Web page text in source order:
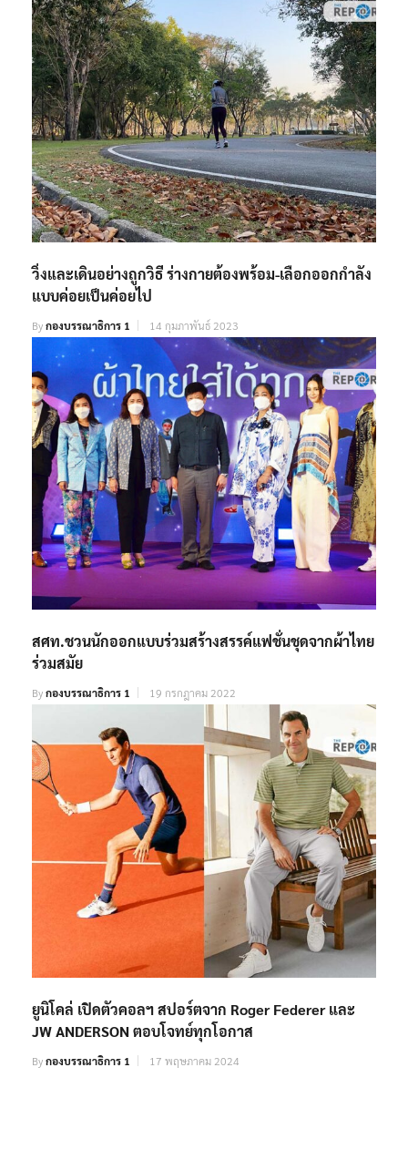
วิ่งและเดินอย่างถูกวิธี ร่างกายต้องพร้อม-เลือกออกกำลัง
แบบค่อยเป็นค่อยไป
Byกองบรรณาธิการ 1 14 กุมภาพันธ์ 2023
สศท.ชวนนักออกแบบร่วมสร้างสรรค์แฟชั่นชุดจากผ้าไทย
ร่วมสมัย
Byกองบรรณาธิการ 1 19 กรกฎาคม 2022
ยูนิโคล่ เปิดตัวคอลฯ สปอร์ตจาก Roger Federer และ
JW ANDERSON ตอบโจทย์ทุกโอกาส
Byกองบรรณาธิการ 1 17 พฤษภาคม 2024